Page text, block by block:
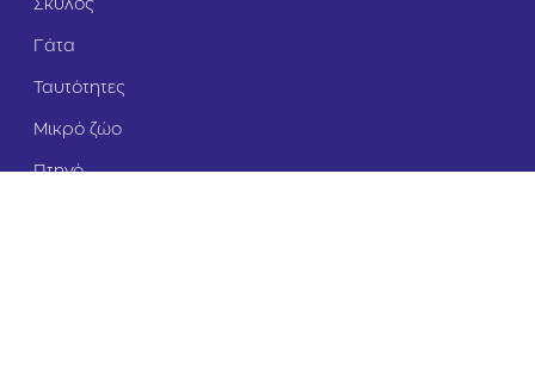
Σκύλος
Γάτα
Ταυτότητες
Μικρό ζώο
Πτηνό